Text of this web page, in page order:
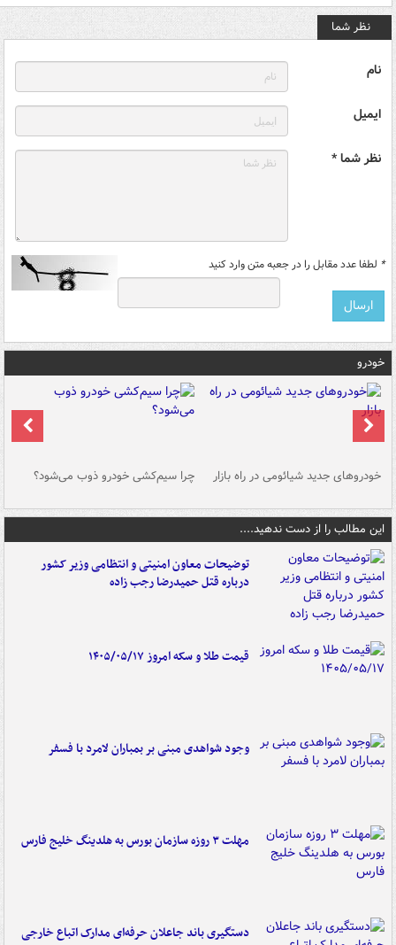
نظر شما
نام
ایمیل
نظر شما *
* لطفا عدد مقابل را در جعبه متن وارد کنید
خودرو
خودروهای جدید شیائومی در راه بازار چرا سیم‌کشی خودرو ذوب می‌شود؟
این مطالب را از دست ندهید....
توضیحات معاون امنیتی و انتظامی وزیر کشور
درباره قتل حمیدرضا رجب زاده
قیمت طلا و سکه امروز ۱۴۰۵/۰۵/۱۷
وجود شواهدی مبنی بر بمباران لامرد با فسفر
مهلت ۳ روزه سازمان بورس به هلدینگ خلیج فارس
دستگیری باند جاعلان حرفه‌ای مدارک اتباع خارجی